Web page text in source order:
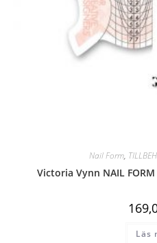
Nail Form,
Victoria Vynn NAIL
Läs